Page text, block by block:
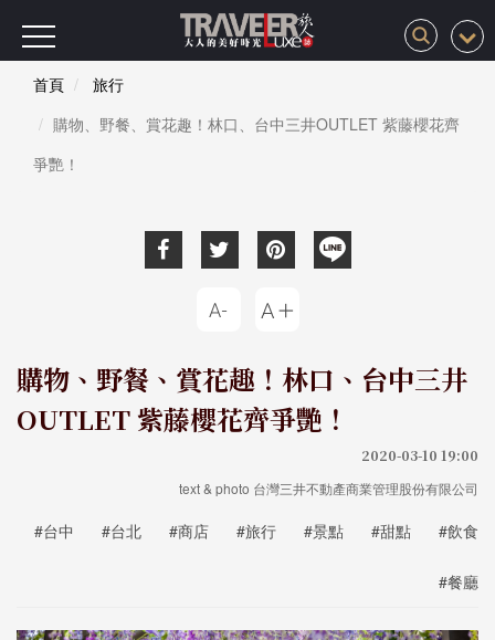
首頁
旅行
購物、野餐、賞花趣！林口、台中三井OUTLET 紫藤櫻花齊
爭艷！
購物、野餐、賞花趣！林口、台中三井
OUTLET 紫藤櫻花齊爭艷！
2020-03-10 19:00
text & photo 台灣三井不動產商業管理股份有限公司
#台中 #台北 #商店 #旅行 #景點 #甜點 #飲食
#餐廳